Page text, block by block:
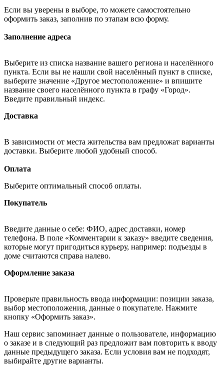
Если вы уверены в выборе, то можете самостоятельно
оформить заказ, заполнив по этапам всю форму.
Заполнение адреса
Выберите из списка название вашего региона и населённого
пункта. Если вы не нашли свой населённый пункт в списке,
выберите значение «Другое местоположение» и впишите
название своего населённого пункта в графу «Город».
Введите правильный индекс.
Доставка
В зависимости от места жительства вам предложат варианты
доставки. Выберите любой удобный способ.
Оплата
Выберите оптимальный способ оплаты.
Покупатель
Введите данные о себе: ФИО, адрес доставки, номер
телефона. В поле «Комментарии к заказу» введите сведения,
которые могут пригодиться курьеру, например: подъезды в
доме считаются справа налево.
Оформление заказа
Проверьте правильность ввода информации: позиции заказа,
выбор местоположения, данные о покупателе. Нажмите
кнопку «Оформить заказ».
Наш сервис запоминает данные о пользователе, информацию
о заказе и в следующий раз предложит вам повторить к вводу
данные предыдущего заказа. Если условия вам не подходят,
выбирайте другие варианты.